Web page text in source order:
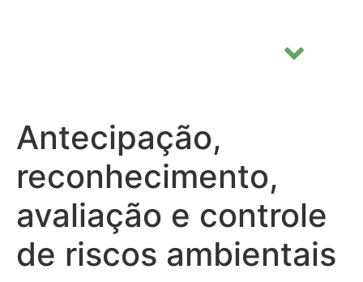
Antecipação,
reconhecimento,
avaliação e controle
de riscos ambientais